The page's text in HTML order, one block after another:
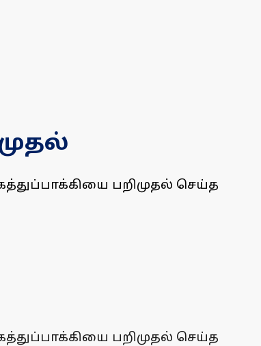
பறிமுதல் செய்த
பறிமுதல் செய்த